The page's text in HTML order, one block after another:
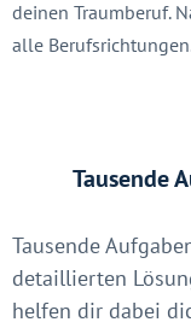
deinen Traumberuf.
alle
Tausende
Tausende
detaillierten
helfen dir dabei